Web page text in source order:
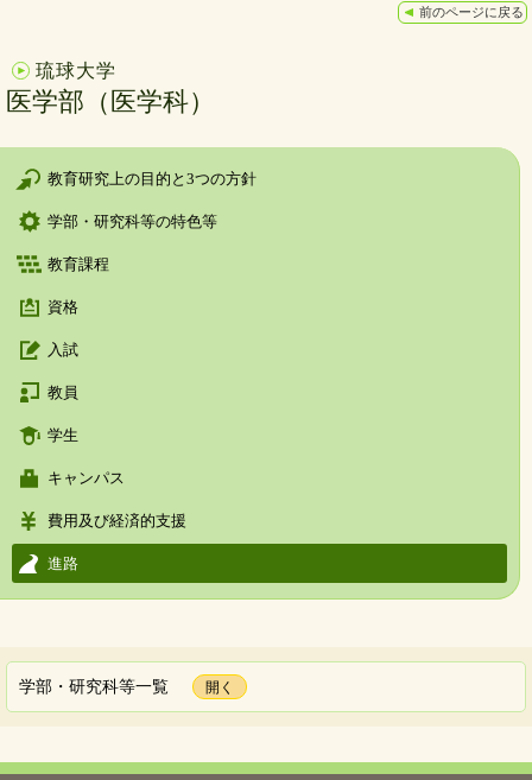
前のページに戻る
琉球大学
医学部（医学科）
教育研究上の目的と3つの方針
学部・研究科等の特色等
教育課程
資格
入試
教員
学生
キャンパス
費用及び経済的支援
進路
学部・研究科等一覧